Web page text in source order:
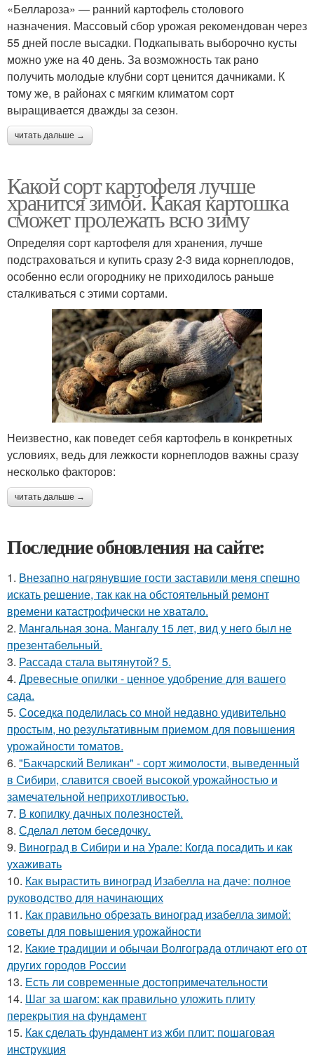
«Беллароза» — ранний картофель столового
назначения. Массовый сбор урожая рекомендован через
55 дней после высадки. Подкапывать выборочно кусты
можно уже на 40 день. За возможность так рано
получить молодые клубни сорт ценится дачниками. К
тому же, в районах с мягким климатом сорт
выращивается дважды за сезон.
читать дальше →
Какой сорт картофеля лучше
хранится зимой. Какая картошка
сможет пролежать всю зиму
Определяя сорт картофеля для хранения, лучше
подстраховаться и купить сразу 2-3 вида корнеплодов,
особенно если огороднику не приходилось раньше
сталкиваться с этими сортами.
Неизвестно, как поведет себя картофель в конкретных
условиях, ведь для лежкости корнеплодов важны сразу
несколько факторов:
читать дальше →
Последние обновления на сайте:
1. Внезапно нагрянувшие гости заставили меня спешно
искать решение, так как на обстоятельный ремонт
времени катастрофически не хватало.
2. Мангальная зона. Мангалу 15 лет, вид у него был не
презентабельный.
3. Рассада стала вытянутой? 5.
4. Древесные опилки - ценное удобрение для вашего
сада.
5. Соседка поделилась со мной недавно удивительно
простым, но результативным приемом для повышения
урожайности томатов.
6. "Бакчарский Великан" - сорт жимолости, выведенный
в Сибири, славится своей высокой урожайностью и
замечательной неприхотливостью.
7. В копилку дачных полезностей.
8. Сделал летом беседочку.
9. Виноград в Сибири и на Урале: Когда посадить и как
ухаживать
10. Как вырастить виноград Изабелла на даче: полное
руководство для начинающих
11. Как правильно обрезать виноград изабелла зимой:
советы для повышения урожайности
12. Какие традиции и обычаи Волгограда отличают его от
других городов России
13. Есть ли современные достопримечательности
14. Шаг за шагом: как правильно уложить плиту
перекрытия на фундамент
15. Как сделать фундамент из жби плит: пошаговая
инструкция